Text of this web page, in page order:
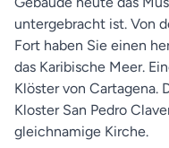
untergebracht ist. Von
Fort haben Sie einen
das Karibische Meer.
Klöster von Cartagena.
Kloster San Pedro
gleichnamige Kirche.